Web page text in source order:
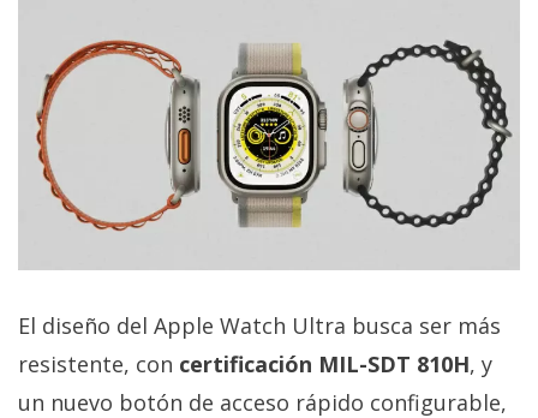
digital donde
encontrarás
todas las
noticias sobre
tecnología,
móviles,
ordenadores,
apps,
informática,
videojuegos,
El Grupo
Informático
(CC) 2006-
El diseño del Apple Watch Ultra busca ser más
resistente, con certificación MIL-SDT 810H, y
un nuevo botón de acceso rápido configurable,